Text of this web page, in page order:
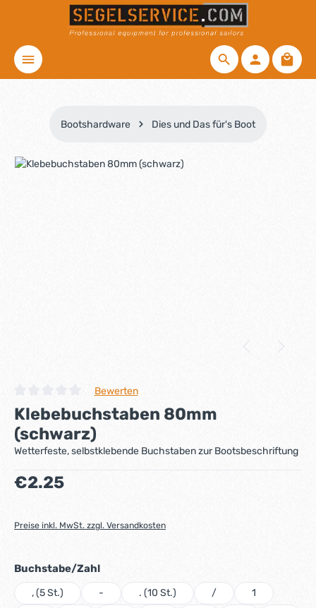
Zum Hauptinhalt springen
Bootshardware Dies und Das für's Boot
Bildergalerie überspringen
Durchschnittliche Bewertung von 0 von 5 Sternen
Bewerten
Klebebuchstaben 80mm
(schwarz)
Wetterfeste, selbstklebende Buchstaben zur Bootsbeschriftung
Regulärer Preis:
€2.25
Preise inkl. MwSt. zzgl. Versandkosten
Buchstabe/Zahlauswählen
, (5 St.) - . (10 St.) /
1